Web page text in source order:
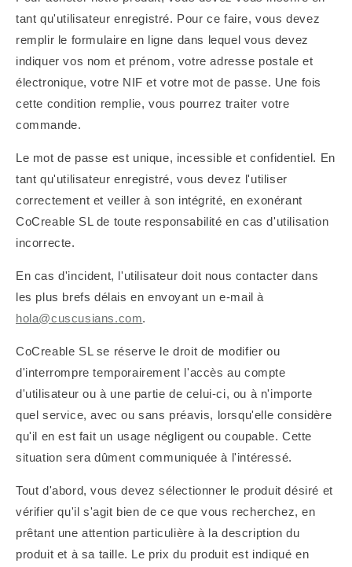
tant qu'utilisateur enregistré. Pour ce faire, vous devez
remplir le formulaire en ligne dans lequel vous devez
indiquer vos nom et prénom, votre adresse postale et
électronique, votre NIF et votre mot de passe. Une fois
cette condition remplie, vous pourrez traiter votre
commande.
Le mot de passe est unique, incessible et confidentiel. En
tant qu'utilisateur enregistré, vous devez l'utiliser
correctement et veiller à son intégrité, en exonérant
CoCreable SL de toute responsabilité en cas d'utilisation
incorrecte.
En cas d'incident, l'utilisateur doit nous contacter dans
les plus brefs délais en envoyant un e-mail à
hola@cuscusians.com.
CoCreable SL se réserve le droit de modifier ou
d'interrompre temporairement l'accès au compte
d'utilisateur ou à une partie de celui-ci, ou à n'importe
quel service, avec ou sans préavis, lorsqu'elle considère
qu'il en est fait un usage négligent ou coupable. Cette
situation sera dûment communiquée à l'intéressé.
Tout d'abord, vous devez sélectionner le produit désiré et
vérifier qu'il s'agit bien de ce que vous recherchez, en
prêtant une attention particulière à la description du
produit et à sa taille. Le prix du produit est indiqué en